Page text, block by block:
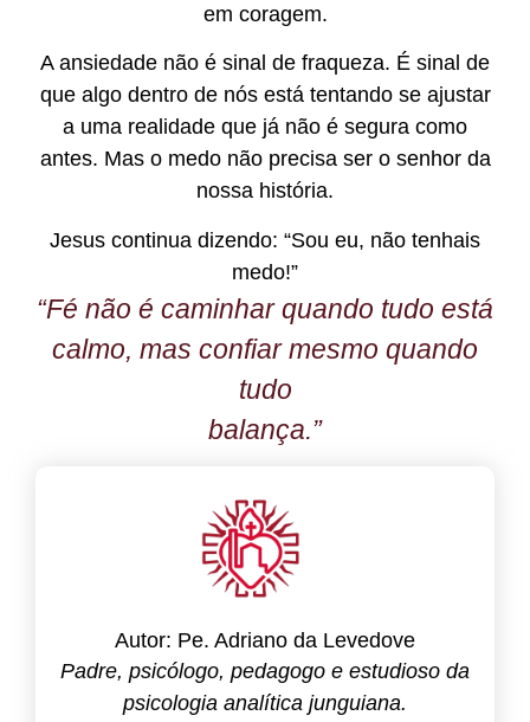
em coragem.
A ansiedade não é sinal de fraqueza. É sinal de
que algo dentro de nós está tentando se ajustar
a uma realidade que já não é segura como
antes. Mas o medo não precisa ser o senhor da
nossa história.
Jesus continua dizendo: “Sou eu, não tenhais
medo!”
“Fé não é caminhar quando tudo está
calmo, mas confiar mesmo quando
tudo
balança.”
Autor: Pe. Adriano da Levedove
Padre, psicólogo, pedagogo e estudioso da
psicologia analítica junguiana.